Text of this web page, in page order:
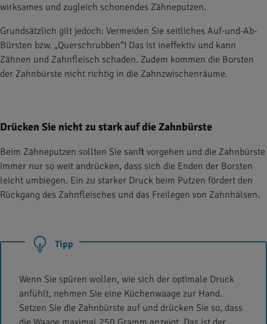
wirksames und zugleich schonendes Zähneputzen.
Grundsätzlich gilt jedoch: Vermeiden Sie seitliches Auf-und-Ab-
Bürsten bzw. „Querschrubben“! Das ist ineffektiv und kann
Zähnen und Zahnfleisch schaden. Zudem kommen die Borsten
der Zahnbürste nicht richtig in die Zahnzwischenräume.
Drücken Sie nicht zu stark auf die Zahnbürste
Beim Zähneputzen sollten Sie sanft vorgehen und die Zahnbürste
immer nur so weit andrücken, dass sich die Enden der Borsten
leicht umbiegen. Ein zu starker Druck beim Putzen fördert den
Rückgang des Zahnfleisches und das Freilegen von Zahnhälsen.
Tipp
Wenn Sie spüren wollen, wie sich der optimale Druck
anfühlt, nehmen Sie eine Küchenwaage zur Hand.
Setzen Sie die Zahnbürste auf und drücken Sie so, dass